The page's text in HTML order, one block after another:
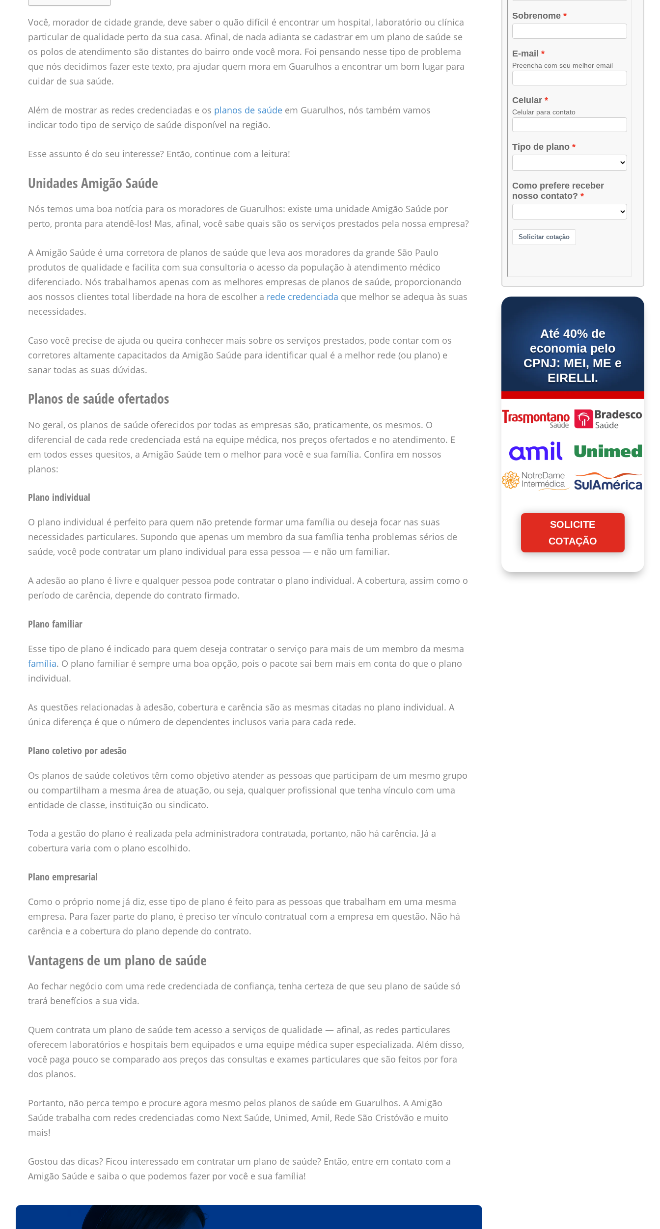
Você, morador de cidade grande, deve saber o quão difícil é encontrar um hospital, laboratório ou clínica
particular de qualidade perto da sua casa. Afinal, de nada adianta se cadastrar em um plano de saúde se
os polos de atendimento são distantes do bairro onde você mora. Foi pensando nesse tipo de problema
que nós decidimos fazer este texto, pra ajudar quem mora em Guarulhos a encontrar um bom lugar para
cuidar de sua saúde.
Além de mostrar as redes credenciadas e os planos de saúde em Guarulhos, nós também vamos
indicar todo tipo de serviço de saúde disponível na região.
Esse assunto é do seu interesse? Então, continue com a leitura!
Unidades Amigão Saúde
Nós temos uma boa notícia para os moradores de Guarulhos: existe uma unidade Amigão Saúde por
perto, pronta para atendê-los! Mas, afinal, você sabe quais são os serviços prestados pela nossa empresa?
A Amigão Saúde é uma corretora de planos de saúde que leva aos moradores da grande São Paulo
produtos de qualidade e facilita com sua consultoria o acesso da população à atendimento médico
diferenciado. Nós trabalhamos apenas com as melhores empresas de planos de saúde, proporcionando
aos nossos clientes total liberdade na hora de escolher a rede credenciada que melhor se adequa às suas
necessidades.
Caso você precise de ajuda ou queira conhecer mais sobre os serviços prestados, pode contar com os
corretores altamente capacitados da Amigão Saúde para identificar qual é a melhor rede (ou plano) e
sanar todas as suas dúvidas.
Planos de saúde ofertados
No geral, os planos de saúde oferecidos por todas as empresas são, praticamente, os mesmos. O
diferencial de cada rede credenciada está na equipe médica, nos preços ofertados e no atendimento. E
em todos esses quesitos, a Amigão Saúde tem o melhor para você e sua família. Confira em nossos
planos:
Plano individual
O plano individual é perfeito para quem não pretende formar uma família ou deseja focar nas suas
necessidades particulares. Supondo que apenas um membro da sua família tenha problemas sérios de
saúde, você pode contratar um plano individual para essa pessoa — e não um familiar.
A adesão ao plano é livre e qualquer pessoa pode contratar o plano individual. A cobertura, assim como o
período de carência, depende do contrato firmado.
Plano familiar
Esse tipo de plano é indicado para quem deseja contratar o serviço para mais de um membro da mesma
família. O plano familiar é sempre uma boa opção, pois o pacote sai bem mais em conta do que o plano
individual.
As questões relacionadas à adesão, cobertura e carência são as mesmas citadas no plano individual. A
única diferença é que o número de dependentes inclusos varia para cada rede.
Plano coletivo por adesão
Os planos de saúde coletivos têm como objetivo atender as pessoas que participam de um mesmo grupo
ou compartilham a mesma área de atuação, ou seja, qualquer profissional que tenha vínculo com uma
entidade de classe, instituição ou sindicato.
Toda a gestão do plano é realizada pela administradora contratada, portanto, não há carência. Já a
cobertura varia com o plano escolhido.
Plano empresarial
Como o próprio nome já diz, esse tipo de plano é feito para as pessoas que trabalham em uma mesma
empresa. Para fazer parte do plano, é preciso ter vínculo contratual com a empresa em questão. Não há
carência e a cobertura do plano depende do contrato.
Vantagens de um plano de saúde
Ao fechar negócio com uma rede credenciada de confiança, tenha certeza de que seu plano de saúde só
trará benefícios a sua vida.
Quem contrata um plano de saúde tem acesso a serviços de qualidade — afinal, as redes particulares
oferecem laboratórios e hospitais bem equipados e uma equipe médica super especializada. Além disso,
você paga pouco se comparado aos preços das consultas e exames particulares que são feitos por fora
dos planos.
Portanto, não perca tempo e procure agora mesmo pelos planos de saúde em Guarulhos. A Amigão
Saúde trabalha com redes credenciadas como Next Saúde, Unimed, Amil, Rede São Cristóvão e muito
mais!
Gostou das dicas? Ficou interessado em contratar um plano de saúde? Então, entre em contato com a
Amigão Saúde e saiba o que podemos fazer por você e sua família!
Até 40% de
economia pelo
CPNJ: MEI, ME e
EIRELLI.
SOLICITE
COTAÇÃO